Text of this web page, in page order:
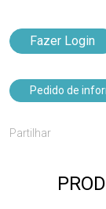
Fazer Login
Pedido de
Partilhar